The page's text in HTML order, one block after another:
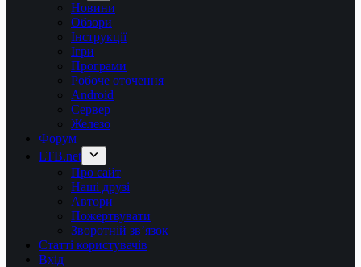
Новини
Обзори
Інструкції
Ігри
Програми
Робоче оточення
Android
Сервер
Железо
Форум
LTB.net
Про сайт
Наші друзі
Автори
Пожертвувати
Зворотній зв’язок
Статті користувачів
Вхід